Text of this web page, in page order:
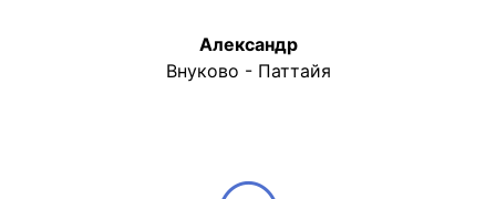
Александр
Внуково - Паттайя